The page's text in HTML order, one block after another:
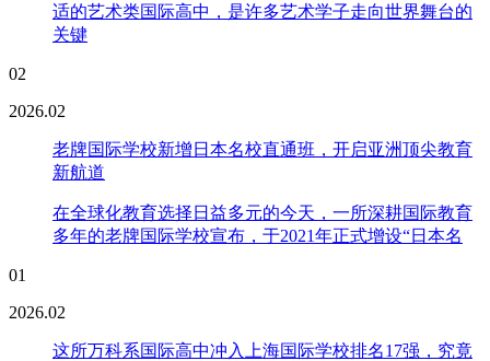
适的艺术类国际高中，是许多艺术学子走向世界舞台的
关键
02
2026.02
老牌国际学校新增日本名校直通班，开启亚洲顶尖教育
新航道
在全球化教育选择日益多元的今天，一所深耕国际教育
多年的老牌国际学校宣布，于2021年正式增设“日本名
01
2026.02
这所万科系国际高中冲入上海国际学校排名17强，究竟